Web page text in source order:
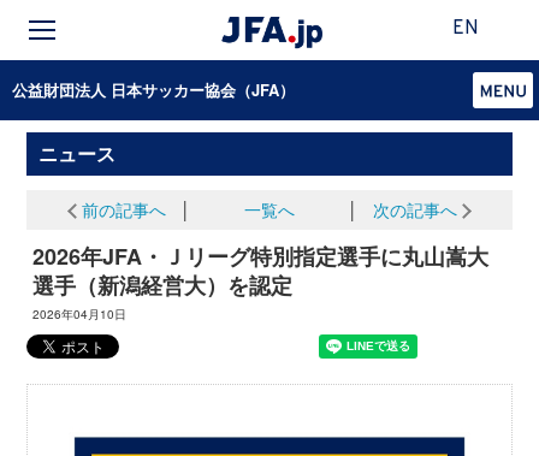
EN
公益財団法人 日本サッカー協会（JFA）
ニュース
前の記事へ 一覧へ 次の記事へ
2026年JFA・Ｊリーグ特別指定選手に丸山嵩大
選手（新潟経営大）を認定
2026年04月10日